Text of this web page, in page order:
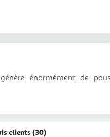
énormément de
clients (30)